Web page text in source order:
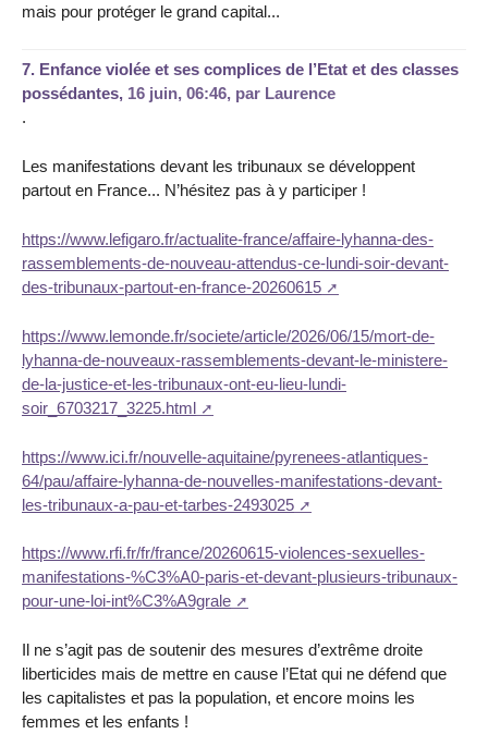
mais pour protéger le grand capital...
7. Enfance violée et ses complices de l’Etat et des classes
possédantes, 16 juin, 06:46, par Laurence
.
Les manifestations devant les tribunaux se développent
partout en France... N’hésitez pas à y participer !
https://www.lefigaro.fr/actualite-france/affaire-lyhanna-des-
rassemblements-de-nouveau-attendus-ce-lundi-soir-devant-
des-tribunaux-partout-en-france-20260615
https://www.lemonde.fr/societe/article/2026/06/15/mort-de-
lyhanna-de-nouveaux-rassemblements-devant-le-ministere-
de-la-justice-et-les-tribunaux-ont-eu-lieu-lundi-
soir_6703217_3225.html
https://www.ici.fr/nouvelle-aquitaine/pyrenees-atlantiques-
64/pau/affaire-lyhanna-de-nouvelles-manifestations-devant-
les-tribunaux-a-pau-et-tarbes-2493025
https://www.rfi.fr/fr/france/20260615-violences-sexuelles-
manifestations-%C3%A0-paris-et-devant-plusieurs-tribunaux-
pour-une-loi-int%C3%A9grale
Il ne s’agit pas de soutenir des mesures d’extrême droite
liberticides mais de mettre en cause l’Etat qui ne défend que
les capitalistes et pas la population, et encore moins les
femmes et les enfants !